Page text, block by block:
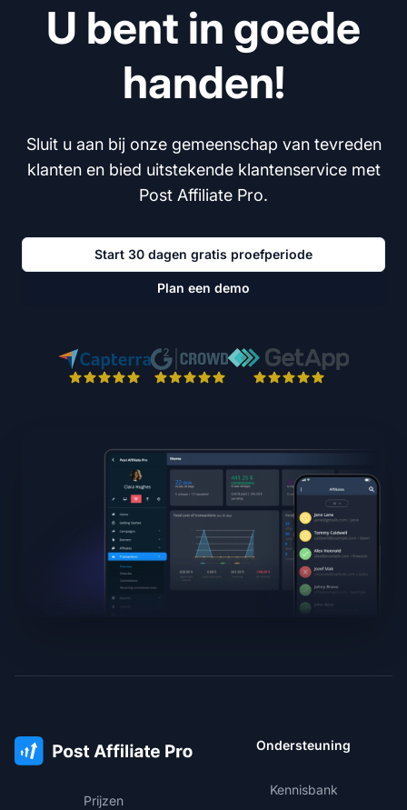
U bent in goede
handen!
Sluit u aan bij onze gemeenschap van tevreden
klanten en bied uitstekende klantenservice met
Post Affiliate Pro.
Start 30 dagen gratis proefperiode
Plan een demo
Prijzen
Ondersteuning
Kennisbank